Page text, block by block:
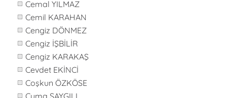
Cemal YILMAZ
Cemil KARAHAN
Cengiz DÖNMEZ
Cengiz İŞBİLİR
Cengiz KARAKAŞ
Cevdet EKİNCİ
Coşkun ÖZKÖSE
Cuma SAYGILI